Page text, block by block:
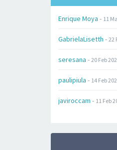
Enrique Moya - 11
GabrielaLisetth - 22
seresana - 20 Feb
paulipiula - 14 Feb
javiroccam - 11 Feb